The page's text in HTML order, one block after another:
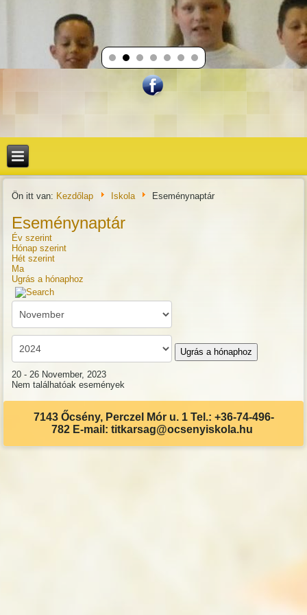
Ön itt van: Kezdőlap Iskola Eseménynaptár
Eseménynaptár
Év szerint
Hónap szerint
Hét szerint
Ma
Ugrás a hónaphoz
Ugrás a hónaphoz
20 - 26 November, 2023
Nem találhatóak események
7143 Őcsény, Perczel Mór u. 1 Tel.: +36-74-496-
782 E-mail: titkarsag@ocsenyiskola.hu